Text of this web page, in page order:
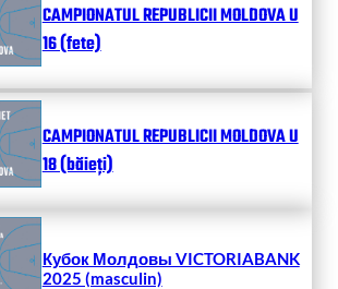
CAMPIONATUL REPUBLICII MOLDOVA U
16 (fete)
CAMPIONATUL REPUBLICII MOLDOVA U
18 (băieți)
Кубок Молдовы VICTORIABANK
2025 (masculin)